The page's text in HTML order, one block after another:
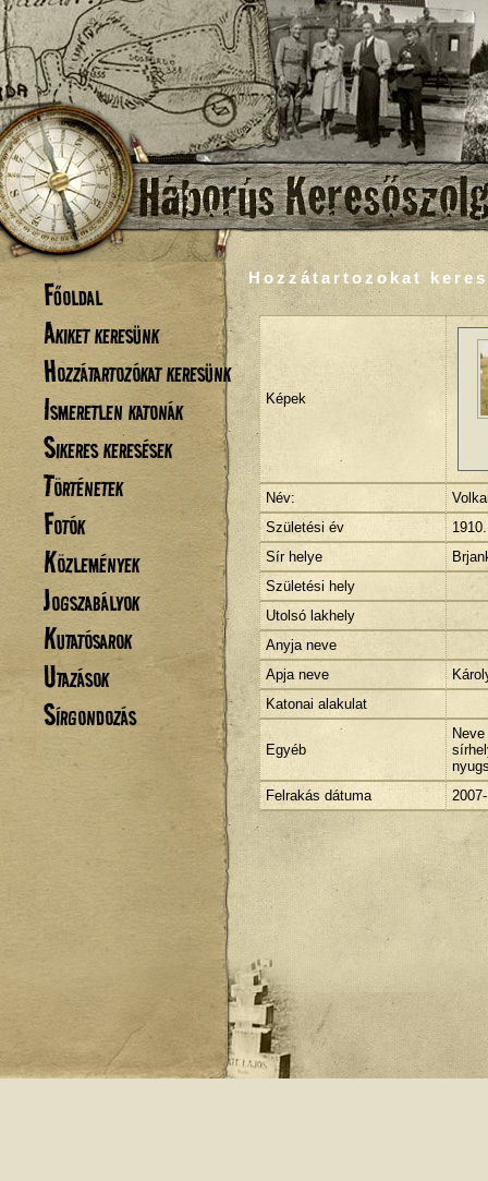
Főoldal
Akiket keresünk
Hozzátartozókat keresünk
Ismeretlen katonák
Sikeres keresések
Történetek
Fotók
Közlemények
Jogszabályok
Kutatósarok
Utazások
Sírgondozás
Hozzátartozokat
Képek
Név:
Születési év
1910.
Sír helye
Születési hely
Utolsó lakhely
Anyja neve
Apja neve
Katonai alakulat
Egyéb
Felrakás dátuma